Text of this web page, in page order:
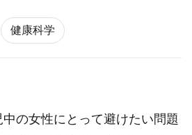
健康科学
の女性にとって避けたい問題